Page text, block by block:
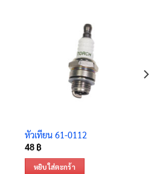
หัวเทียน 61-0112
48 ฿
หยิบใส่ตะกร้า